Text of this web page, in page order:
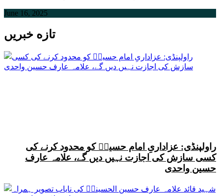
June 16, 2025
تازه خبریں
راولپنڈی: عزاداریِ امام حسینؑ کو محدود کرنے کی
کسی سازش کی اجازت نہیں دیں گے، علامہ عارف
حسین واحدی